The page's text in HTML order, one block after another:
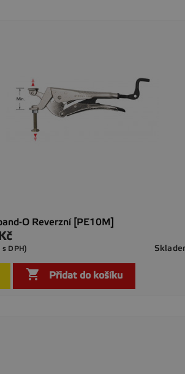
O Reverzní [PE10M]
DPH)
 Přidat do košíku